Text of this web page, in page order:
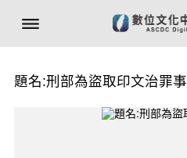
題名:刑部為盜取印文治罪事